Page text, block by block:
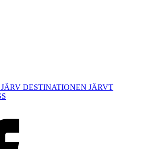
DESTINATIONEN JÄRVT